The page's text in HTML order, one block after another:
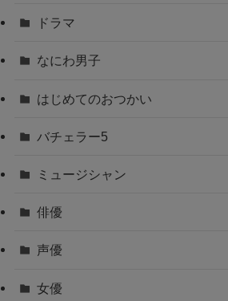
ドラマ
なにわ男子
はじめてのおつかい
バチェラー5
ミュージシャン
俳優
声優
女優